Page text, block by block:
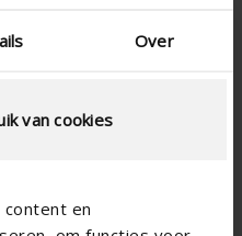
Over
van cookies
content en